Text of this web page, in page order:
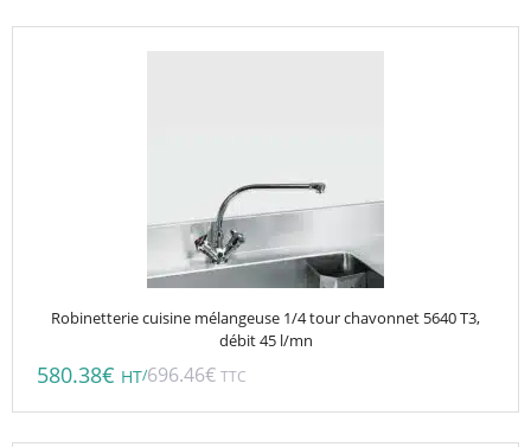
Robinetterie cuisine mélangeuse 1/4 tour chavonnet 5640 T3,
débit 45 l/mn
580.38€ HT/696.46€ TTC